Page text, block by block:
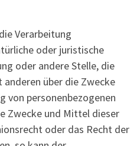
Verarbeitung
oder juristische
oder andere Stelle, die
über die Zwecke
von personenbezogenen
Zwecke und Mittel dieser
oder das Recht der